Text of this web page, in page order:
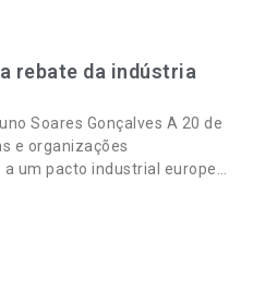
rebate da indústria
Soares Gonçalves A 20 de
e organizações
um pacto industrial europeu